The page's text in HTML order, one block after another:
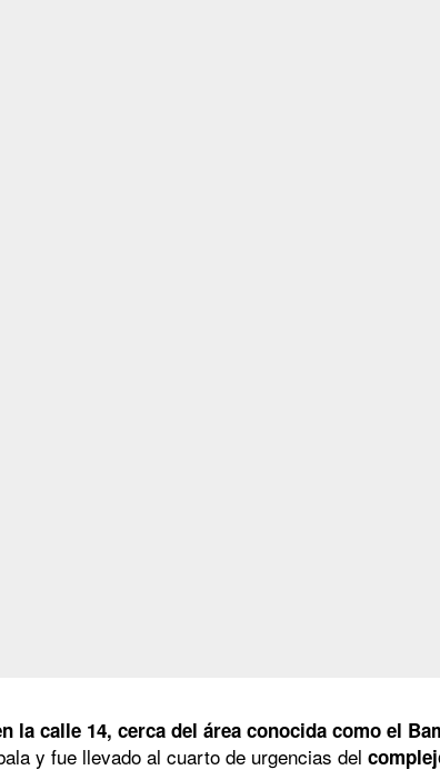
la calle 14, cerca del área conocida como el
y fue llevado al cuarto de urgencias del